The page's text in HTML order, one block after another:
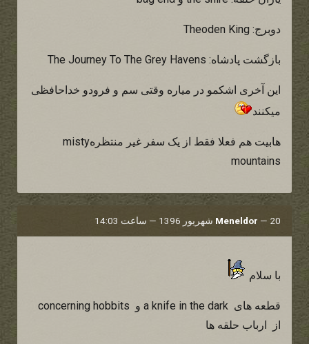
دوبرج: Theoden King
بازگشت پادشاه: The Journey To The Grey Havens
این آخری اشکمو در میاره وقتی سم و فرودو خداحافظی
میکنند
هابیت هم فعلا فقط از یک سفر غیر منتظرهmisty
mountains
Meneldor — 20 شهریور 1396 — ساعت 14:03
با سلام
از ارباب حلقه ها